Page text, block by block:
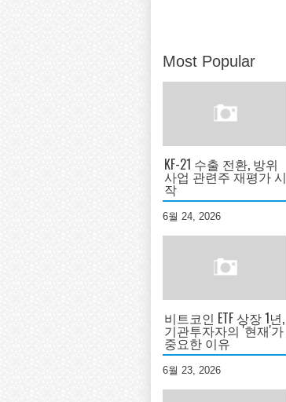
Most Popular
KF-21 수출 전환, 방위
사업 관련주 재평가 시
작
6월 24, 2026
비트코인 ETF 상장 1년,
기관투자자의 '현재'가
중요한 이유
6월 23, 2026